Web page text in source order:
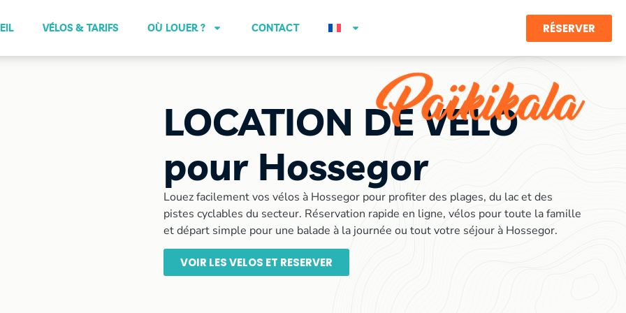
VÉLOS & TARIFS OÙ LOUER ? CONTACT RÉSERVER
LOCATION DE VELO
pour Hossegor
Louez facilement vos vélos à Hossegor pour profiter des plages, du lac et des
pistes cyclables du secteur. Réservation rapide en ligne, vélos pour toute la famille
et départ simple pour une balade à la journée ou tout votre séjour à Hossegor.
VOIR LES VELOS ET RESERVER